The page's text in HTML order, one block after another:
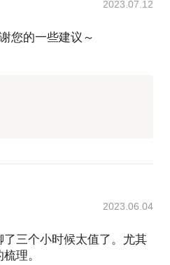
2023.07.12
您的一些建议～
2023.06.04
三个小时候太值了。尤其
理。